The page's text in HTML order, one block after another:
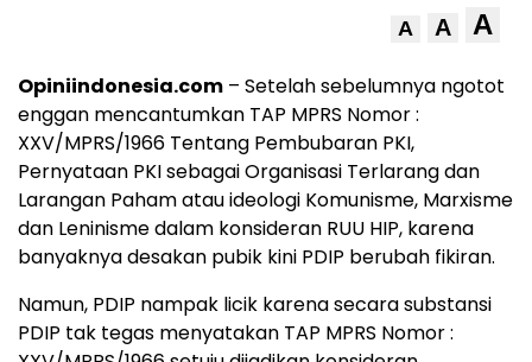
A A A
Opiniindonesia.com – Setelah sebelumnya ngotot
enggan mencantumkan TAP MPRS Nomor :
XXV/MPRS/1966 Tentang Pembubaran PKI,
Pernyataan PKI sebagai Organisasi Terlarang dan
Larangan Paham atau ideologi Komunisme, Marxisme
dan Leninisme dalam konsideran RUU HIP, karena
banyaknya desakan pubik kini PDIP berubah fikiran.
Namun, PDIP nampak licik karena secara substansi
PDIP tak tegas menyatakan TAP MPRS Nomor :